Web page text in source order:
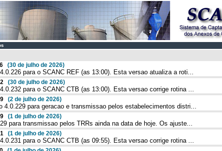
(30 de julho de 2026)
para o SCANC REF (as 13:00). Esta versao atualiza a roti...
(30 de julho de 2026)
para o SCANC CTB (as 13:00). Esta versao corrige rotina ...
(2 de julho de 2026)
4.0.229 para geracao e transmissao pelos estabelecimentos distri...
(1 de julho de 2026)
para transmissao pelos TRRs ainda na data de hoje. Os ajuste...
(1 de julho de 2026)
para o SCANC CTB (as 09:55). Esta versao corrige rotina ...